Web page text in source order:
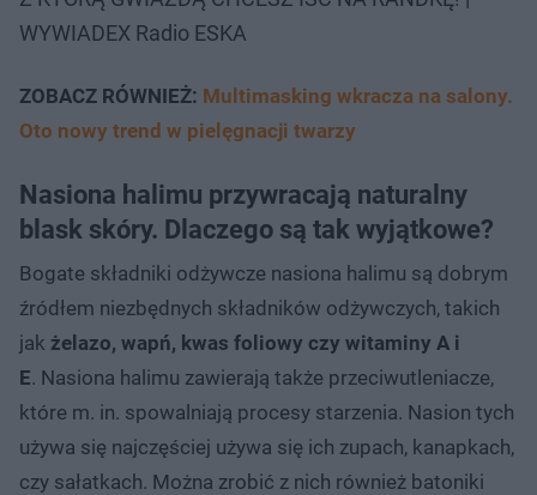
WYWIADEX Radio ESKA
ZOBACZ RÓWNIEŻ: Multimasking wkracza na salony.
Oto nowy trend w pielęgnacji twarzy
Nasiona halimu przywracają naturalny
blask skóry. Dlaczego są tak wyjątkowe?
Bogate składniki odżywcze nasiona halimu są dobrym
źródłem niezbędnych składników odżywczych, takich
jak żelazo, wapń, kwas foliowy czy witaminy A i
E. Nasiona halimu zawierają także przeciwutleniacze,
które m. in. spowalniają procesy starzenia. Nasion tych
używa się najczęściej używa się ich zupach, kanapkach,
czy sałatkach. Można zrobić z nich również batoniki